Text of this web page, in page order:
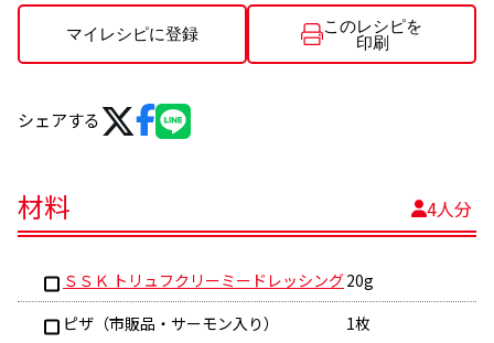
マイレシピに登録
このレシピを
印刷
シェアする
材料 4人分
ＳＳＫ トリュフクリーミードレッシング20g
ピザ（市販品・サーモン入り）
1枚